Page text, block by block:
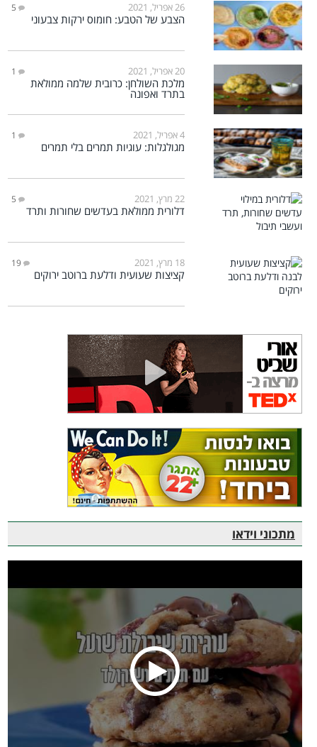
26 אפריל, 2021 5
הצבע של הטבע: חומוס ירקות צבעוני
20 אפריל, 2021 1
מלכת השולחן: כרובית שלמה ממולאת
בתרד ואפונה
4 אפריל, 2021 1
מגולגלות: עוגיות תמרים בלי תמרים
22 מרץ, 2021 5
דלורית ממולאת בעדשים שחורות ותרד
18 מרץ, 2021 19
קציצות שעועית ודלעת ברוטב ירוקים
מתכוני וידאו